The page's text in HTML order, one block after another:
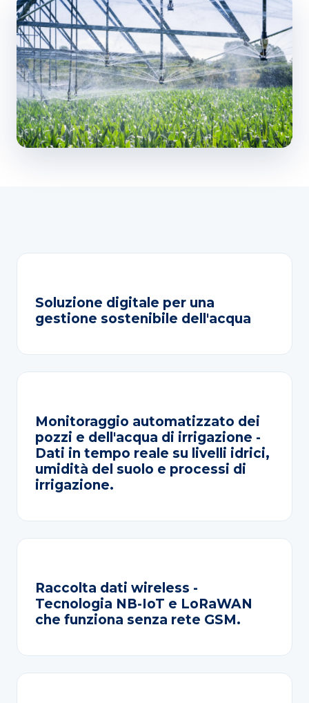
Soluzione digitale per una
gestione sostenibile dell'acqua
Monitoraggio automatizzato dei
pozzi e dell'acqua di irrigazione -
Dati in tempo reale su livelli idrici,
umidità del suolo e processi di
irrigazione.
Raccolta dati wireless -
Tecnologia NB-IoT e LoRaWAN
che funziona senza rete GSM.